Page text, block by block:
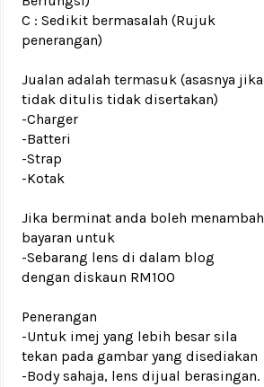
C : Sedikit bermasalah (Rujuk
penerangan)
Jualan adalah termasuk (asasnya jika
tidak ditulis tidak disertakan)
-Charger
-Batteri
-Strap
-Kotak
Jika berminat anda boleh menambah
bayaran untuk
-Sebarang lens di dalam blog
dengan diskaun RM100
Penerangan
-Untuk imej yang lebih besar sila
tekan pada gambar yang disediakan
-Body sahaja, lens dijual berasingan.